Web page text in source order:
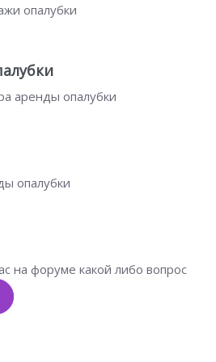
опалубки
аренды опалубки
опалубки
на форуме какой либо вопрос